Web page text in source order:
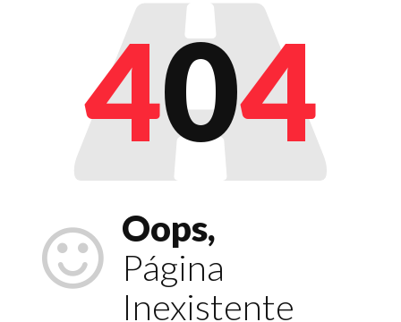
404
Oops,
Página
Inexistente